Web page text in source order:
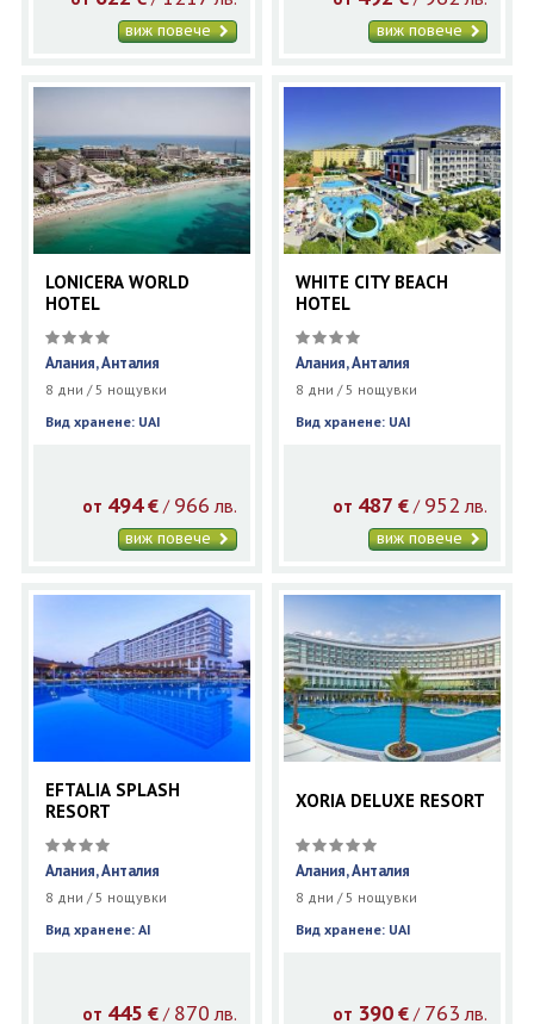
виж повече виж повече
LONICERA WORLD
HOTEL
Алания, Анталия
8 дни / 5 нощувки
Вид хранене: UAI
от 494 €/ 966 лв.
виж повече
WHITE CITY BEACH
HOTEL
Алания, Анталия
8 дни / 5 нощувки
Вид хранене: UAI
от 487 € / 952 лв.
виж повече
EFTALIA SPLASH
RESORT
Алания, Анталия
8 дни / 5 нощувки
Вид хранене: AI
от 445 €/ 870 лв.
XORIA DELUXE RESORT
Алания, Анталия
8 дни / 5 нощувки
Вид хранене: UAI
от 390 € / 763 лв.